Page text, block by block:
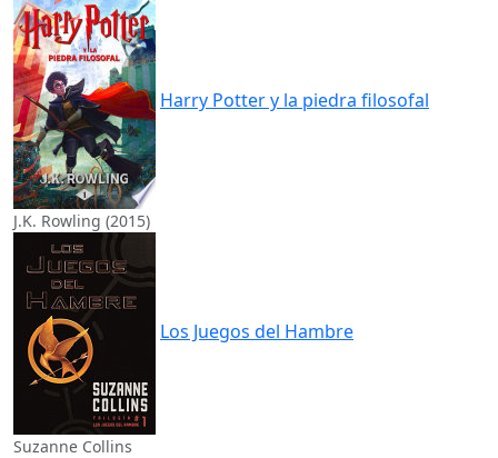
Harry Potter y la piedra filosofal
J.K. Rowling (2015)
Los Juegos del Hambre
Suzanne Collins